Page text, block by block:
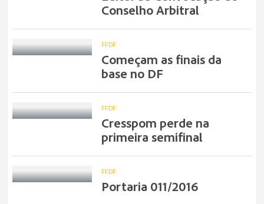
Conselho Arbitral
FFDF
Começam as finais da
base no DF
FFDF
Cresspom perde na
primeira semifinal
FFDF
Portaria 011/2016